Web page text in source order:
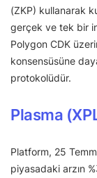
(ZKP) kullanarak
gerçek ve tek bir
Polygon CDK
konsensüsüne
protokolüdür.
Plasma
Platform, 25
piyasadaki arzın